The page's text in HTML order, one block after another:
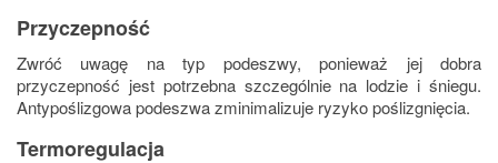
Przyczepność
Zwróć uwagę na typ podeszwy, ponieważ jej dobra
przyczepność jest potrzebna szczególnie na lodzie i śniegu.
Antypoślizgowa podeszwa zminimalizuje ryzyko poślizgnięcia.
Termoregulacja